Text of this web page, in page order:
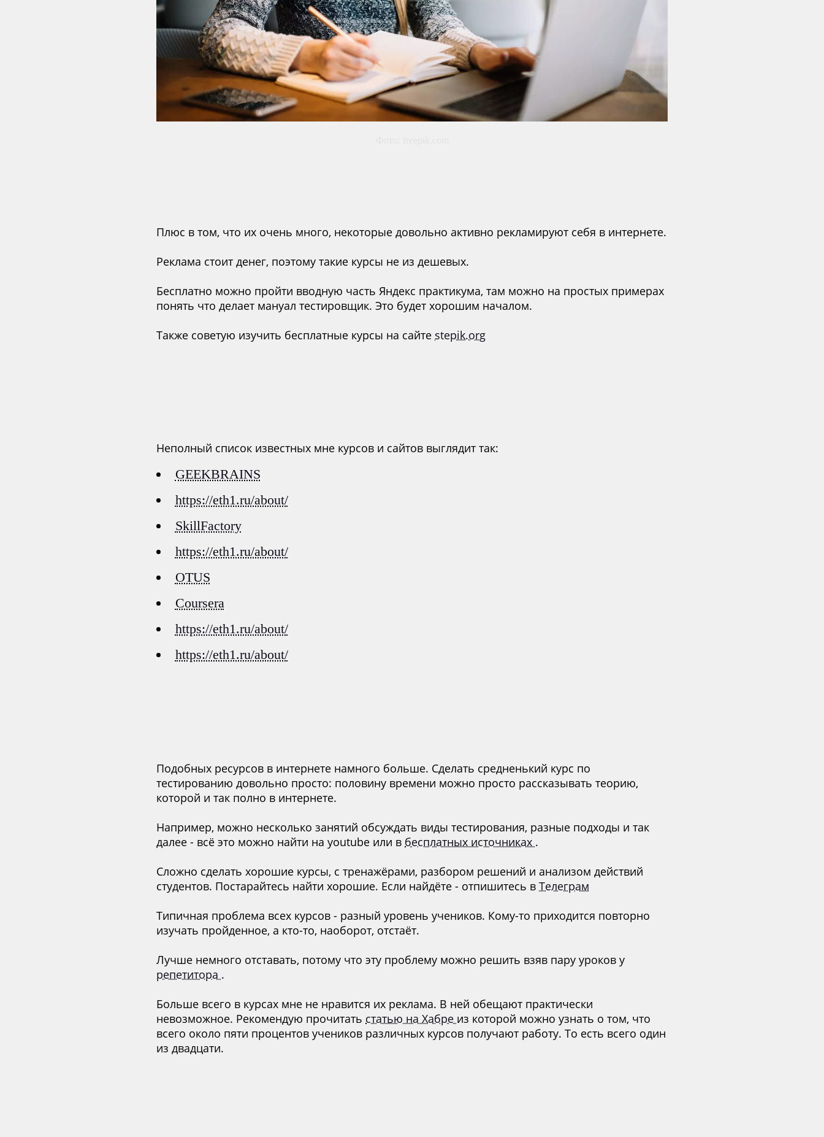
Плюс в том, что их очень много, некоторые довольно активно рекламируют себя в интернете.
Реклама стоит денег, поэтому такие курсы не из дешевых.
Бесплатно можно пройти вводную часть Яндекс практикума, там можно на простых примерах
понять что делает мануал тестировщик. Это будет хорошим началом.
Также советую изучить бесплатные курсы на сайте stepik.org
Неполный список известных мне курсов и сайтов выглядит так:
GEEKBRAINS
https://eth1.ru/about/
SkillFactory
https://eth1.ru/about/
OTUS
Coursera
https://eth1.ru/about/
https://eth1.ru/about/
Подобных ресурсов в интернете намного больше. Сделать средненький курс по
тестированию довольно просто: половину времени можно просто рассказывать теорию,
которой и так полно в интернете.
Например, можно несколько занятий обсуждать виды тестирования, разные подходы и так
далее - всё это можно найти на youtube или в бесплатных источниках .
Сложно сделать хорошие курсы, с тренажёрами, разбором решений и анализом действий
студентов. Постарайтесь найти хорошие. Если найдёте - отпишитесь вТелеграм
Типичная проблема всех курсов - разный уровень учеников. Кому-то приходится повторно
изучать пройденное, а кто-то, наоборот, отстаёт.
Лучше немного отставать, потому что эту проблему можно решить взяв пару уроков у
репетитора .
Больше всего в курсах мне не нравится их реклама. В ней обещают практически
невозможное. Рекомендую прочитать статью на Хабре из которой можно узнать о том, что
всего около пяти процентов учеников различных курсов получают работу. То есть всего один
из двадцати.